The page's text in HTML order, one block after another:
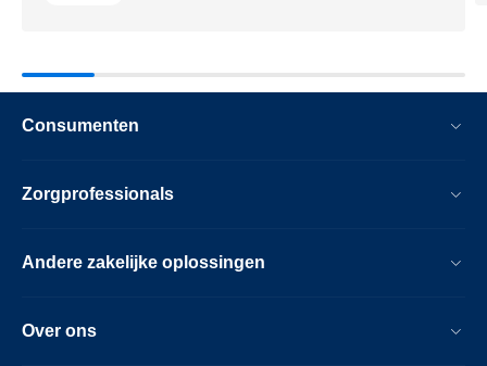
Consumenten
Zorgprofessionals
Andere zakelijke oplossingen
Over ons